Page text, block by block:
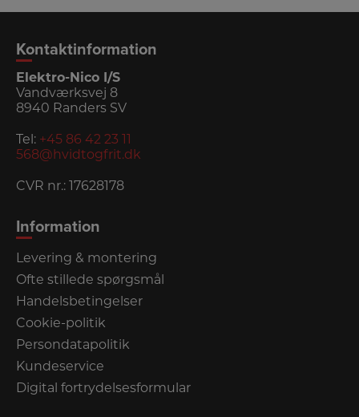
Kontaktinformation
Elektro-Nico I/S
Vandværksvej 8
8940 Randers SV
Tel: +45 86 42 23 11
568@hvidtogfrit.dk
CVR nr.: 17628178
Information
Levering & montering
Ofte stillede spørgsmål
Handelsbetingelser
Cookie-politik
Persondatapolitik
Kundeservice
Digital fortrydelsesformular